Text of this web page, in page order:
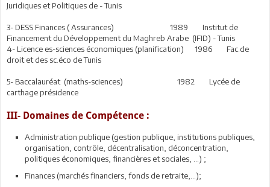
Juridiques et Politiques de - Tunis
3- DESS Finances ( Assurances) 1989 Institut de
Financement du Développement du Maghreb Arabe (IFID) - Tunis
4- Licence es-sciences économiques (planification) 1986 Fac.de
droit et des sc.éco de Tunis
5- Baccalauréat (maths-sciences) 1982 Lycée de
carthage présidence
III- Domaines de Compétence :
Administration publique (gestion publique, institutions publiques,
organisation, contrôle, décentralisation, déconcentration,
politiques économiques, financières et sociales, …) ;
Finances (marchés financiers, fonds de retraite,…);